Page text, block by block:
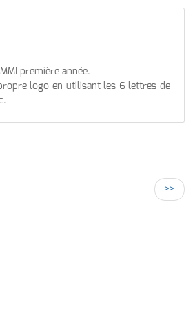
première année.
logo en utilisant les 6 lettres de
>>